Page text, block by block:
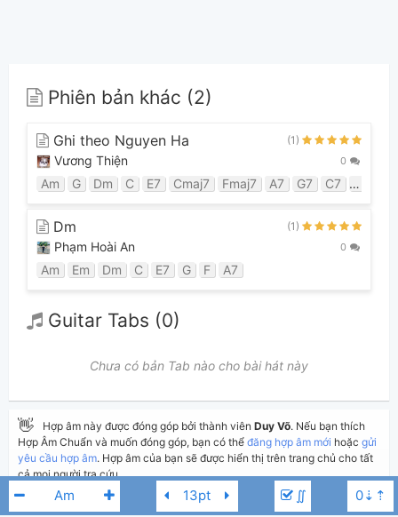
∬
Phiên bản khác (2)
Ghi theo Nguyen Ha (1)
Vương Thiện 0
Am G Dm C E7 Cmaj7 Fmaj7 A7 G7 C7 Bm7b5
Dm (1)
Phạm Hoài An 0
Am Em Dm C E7 G F A7
Guitar Tabs (0)
Chưa có bản Tab nào cho bài hát này
👋 Hợp âm này được đóng góp bởi thành viên Duy Võ. Nếu bạn thích
Hợp Âm Chuẩn và muốn đóng góp, bạn có thể đăng hợp âm mới hoặc gửi
yêu cầu hợp âm. Hợp âm của bạn sẽ được hiển thị trên trang chủ cho tất
cả mọi người tra cứu.
Nếu bạn thấy hợp âm có sai sót, bạn có thể bình luận ở bên dưới hoặc gửi